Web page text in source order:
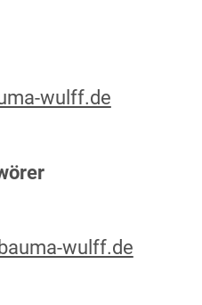
wulff.de
wulff.de